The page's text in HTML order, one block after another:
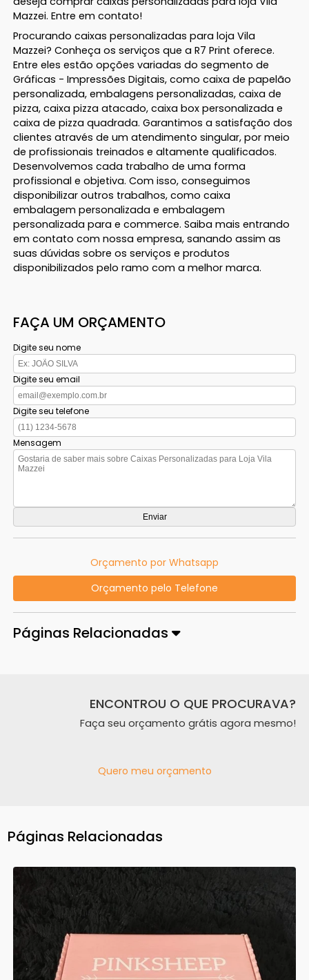
Mazzei. Entre em contato!
Procurando caixas personalizadas para loja Vila
Mazzei? Conheça os serviços que a R7 Print oferece.
Entre eles estão opções variadas do segmento de
Gráficas - Impressões Digitais, como caixa de papelão
personalizada, embalagens personalizadas, caixa de
pizza, caixa pizza atacado, caixa box personalizada e
caixa de pizza quadrada. Garantimos a satisfação dos
clientes através de um atendimento singular, por meio
de profissionais treinados e altamente qualificados.
Desenvolvemos cada trabalho de uma forma
profissional e objetiva. Com isso, conseguimos
disponibilizar outros trabalhos, como caixa
embalagem personalizada e embalagem
personalizada para e commerce. Saiba mais entrando
em contato com nossa empresa, sanando assim as
suas dúvidas sobre os serviços e produtos
disponibilizados pelo ramo com a melhor marca.
FAÇA UM ORÇAMENTO
Digite seu nome
Digite seu email
Digite seu telefone
Mensagem
Orçamento por Whatsapp
Orçamento pelo Telefone
Páginas Relacionadas
ENCONTROU O QUE PROCURAVA?
Faça seu orçamento grátis agora mesmo!
Quero meu orçamento
Páginas Relacionadas